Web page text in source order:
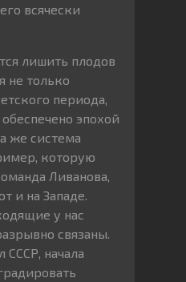
всячески
лишить плодов
не только
периода,
эпохой
же система
которую
Ливанова,
и на Западе.
у нас
связаны.
СССР, начала